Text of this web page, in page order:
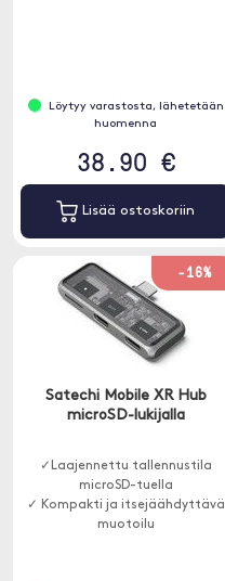
Löytyy varastosta, lähetetään
huomenna
38.90 €
Lisää ostoskoriin
-16%
Satechi Mobile XR Hub
microSD-lukijalla
✓Laajennettu tallennustila
microSD-tuella
✓ Kompakti ja itsejäähdyttävä
muotoilu